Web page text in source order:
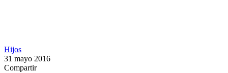
Hijos
31 mayo 2016
Compartir